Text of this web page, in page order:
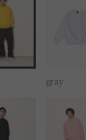
gray